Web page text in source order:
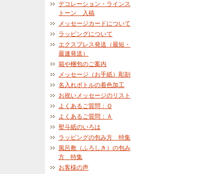
デコレーション・ラインス
トーン 入稿
メッセージカードについて
ラッピングについて
エクスプレス発送（最短・
最速発送）
箱や梱包のご案内
メッセージ（お手紙）彫刻
名入れボトルの着色加工
お祝いメッセージのリスト
よくあるご質問：Ｑ
よくあるご質問：Ａ
熨斗紙のいろは
ラッピングの包み方 特集
風呂敷（ふろしき）の包み
方 特集
お客様の声